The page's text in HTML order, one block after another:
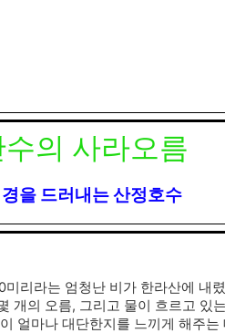
의 사라오름
을 드러내는 산정호수
미리라는 엄청난 비가 한라산에 내
개의 오름, 그리고 물이 흐르고 있
얼마나 대단한지를 느끼게 해주